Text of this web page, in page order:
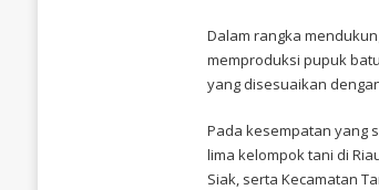
Dalam rangka
memproduksi pupuk
yang disesuaikan
Pada kesempatan yang
lima kelompok tani di
Siak, serta Kecamatan